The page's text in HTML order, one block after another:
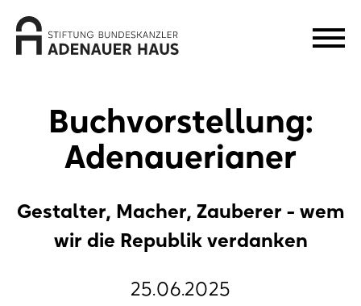
Buchvorstellung:
Adenauerianer
Gestalter, Macher, Zauberer - wem
wir die Republik verdanken
25.06.2025